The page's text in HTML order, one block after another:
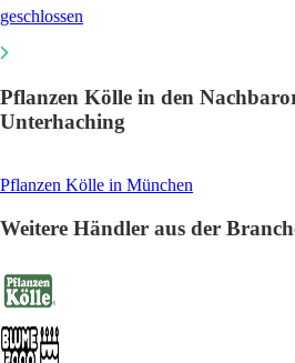
geschlossen
Pflanzen Kölle in den
Unterhaching
Pflanzen Kölle in München
Weitere Händler aus der